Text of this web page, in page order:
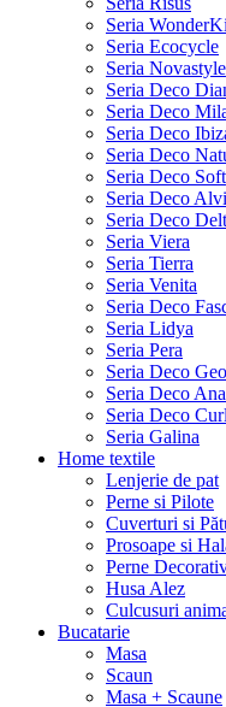
Seria
Seria Ecocycle
Seria Novastyle
Seria Deco
Seria Deco
Seria Deco
Seria Deco
Seria Deco Soft
Seria Deco
Seria Deco
Seria Viera
Seria Tierra
Seria Venita
Seria Deco
Seria Lidya
Seria Pera
Seria Deco Geo
Seria Deco
Seria Deco
Seria Galina
Home textile
Lenjerie de pat
Perne si Pilote
Cuverturi si
Prosoape si
Perne
Husa Alez
Culcusuri
Bucatarie
Masa
Scaun
Masa + Scaune